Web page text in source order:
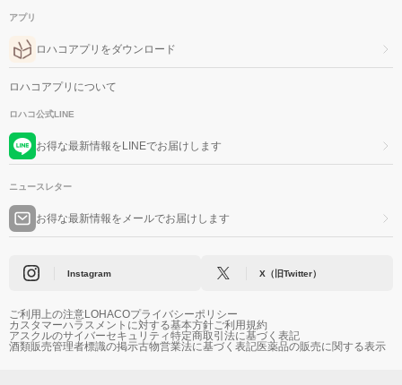
アプリ
ロハコアプリをダウンロード
ロハコアプリについて
ロハコ公式LINE
お得な最新情報をLINEでお届けします
ニュースレター
お得な最新情報をメールでお届けします
Instagram X（旧Twitter）
ご利用上の注意LOHACOプライバシーポリシー
カスタマーハラスメントに対する基本方針ご利用規約
アスクルのサイバーセキュリティ特定商取引法に基づく表記
酒類販売管理者標識の掲示古物営業法に基づく表記医薬品の販売に関する表示